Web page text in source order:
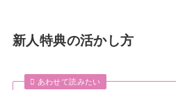
新人特典の活かし方
あわせて読みたい